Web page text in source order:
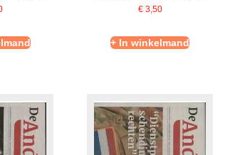
€3,50
+ In winkelmand